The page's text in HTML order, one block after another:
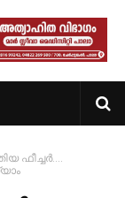
ഫീച്ചർ….